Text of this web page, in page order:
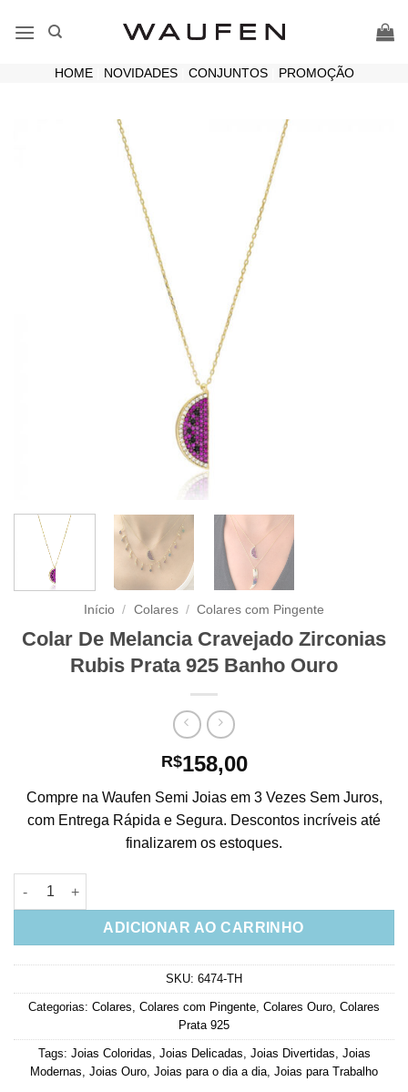
HOME| NOVIDADES| CONJUNTOS| PROMOÇÃO
Início / Colares / Colares com Pingente
Colar De Melancia Cravejado Zirconias
Rubis Prata 925 Banho Ouro
R$158,00
Compre na Waufen Semi Joias em 3 Vezes Sem Juros,
com Entrega Rápida e Segura. Descontos incríveis até
finalizarem os estoques.
Colar De Melancia Cravejado Zirconias Rubis Prata 925 Banho
ADICIONAR AO CARRINHO
SKU: 6474-TH
Categorias: Colares, Colares com Pingente, Colares Ouro, Colares
Prata 925
Tags: Joias Coloridas, Joias Delicadas, Joias Divertidas, Joias
Modernas, Joias Ouro, Joias para o dia a dia, Joias para Trabalho